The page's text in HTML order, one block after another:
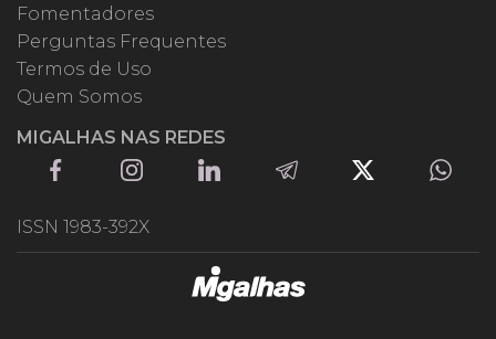
Fomentadores
Perguntas Frequentes
Termos de Uso
Quem Somos
MIGALHAS NAS REDES
ISSN 1983-392X